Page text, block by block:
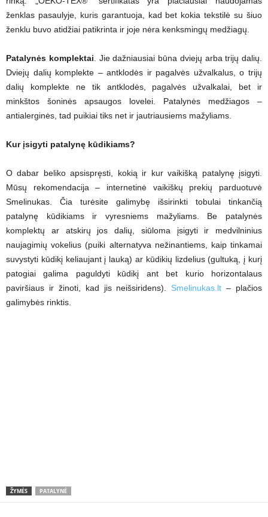
ženklas pasaulyje, kuris garantuoja, kad bet kokia tekstilė su šiuo
ženklu buvo atidžiai patikrinta ir joje nėra kenksmingų medžiagų.
Patalynės komplektai . Jie dažniausiai būna dviejų arba trijų dalių.
Dviejų dalių komplekte – antklodės ir pagalvės užvalkalus, o trijų
dalių komplekte ne tik antklodės, pagalvės užvalkalai, bet ir
minkštos šoninės apsaugos lovelei. Patalynės medžiagos –
antialerginės, tad puikiai tiks net ir jautriausiems mažyliams.
Kur įsigyti patalynę kūdikiams?
O dabar beliko apsispręsti, kokią ir kur vaikišką patalynę įsigyti.
Mūsų rekomendacija – internetinė vaikiškų prekių parduotuvė
Smelinukas. Čia turėsite galimybę išsirinkti tobulai tinkančią
patalynę kūdikiams ir vyresniems mažyliams. Be patalynės
komplektų ar atskirų jos dalių, siūloma įsigyti ir medvilninius
naujagimių vokelius (puiki alternatyva nežinantiems, kaip tinkamai
suvystyti kūdikį keliaujant į lauką) ar kūdikių lizdelius (gultuką, į kurį
patogiai galima paguldyti kūdikį ant bet kurio horizontalaus
paviršiaus ir žinoti, kad jis neišsiridens). Smelinukas.lt – plačios
galimybės rinktis.
ŽYMĖS PATALYNĖ